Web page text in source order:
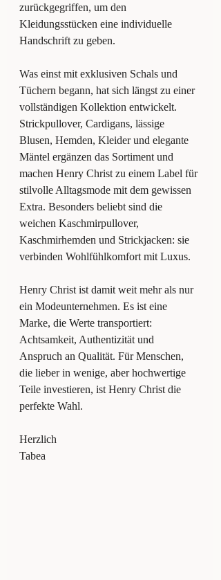
zurückgegriffen, um den
Kleidungsstücken eine individuelle
Handschrift zu geben.
Was einst mit exklusiven Schals und
Tüchern begann, hat sich längst zu einer
vollständigen Kollektion entwickelt.
Strickpullover, Cardigans, lässige
Blusen, Hemden, Kleider und elegante
Mäntel ergänzen das Sortiment und
machen Henry Christ zu einem Label für
stilvolle Alltagsmode mit dem gewissen
Extra. Besonders beliebt sind die
weichen Kaschmirpullover,
Kaschmirhemden und Strickjacken: sie
verbinden Wohlfühlkomfort mit Luxus.
Henry Christ ist damit weit mehr als nur
ein Modeunternehmen. Es ist eine
Marke, die Werte transportiert:
Achtsamkeit, Authentizität und
Anspruch an Qualität. Für Menschen,
die lieber in wenige, aber hochwertige
Teile investieren, ist Henry Christ die
perfekte Wahl.
Herzlich
Tabea